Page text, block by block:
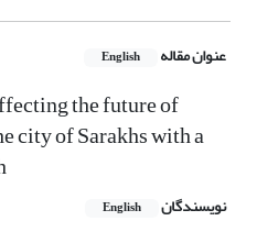
عنوان مقاله English
the future of
city of Sarakhs with a
نویسندگان English